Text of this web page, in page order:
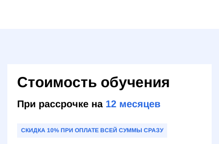
Стоимость обучения
При рассрочке на 12 месяцев
СКИДКА 10% ПРИ ОПЛАТЕ ВСЕЙ СУММЫ СРАЗУ